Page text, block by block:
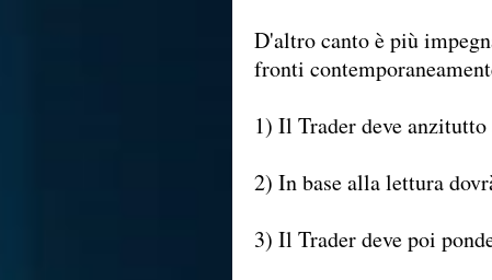
D'altro canto è più
fronti
1) Il Trader deve
2) In base alla lettura
3) Il Trader deve poi